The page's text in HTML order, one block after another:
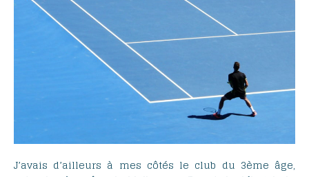
J’avais d’ailleurs à mes côtés le club du 3ème âge,